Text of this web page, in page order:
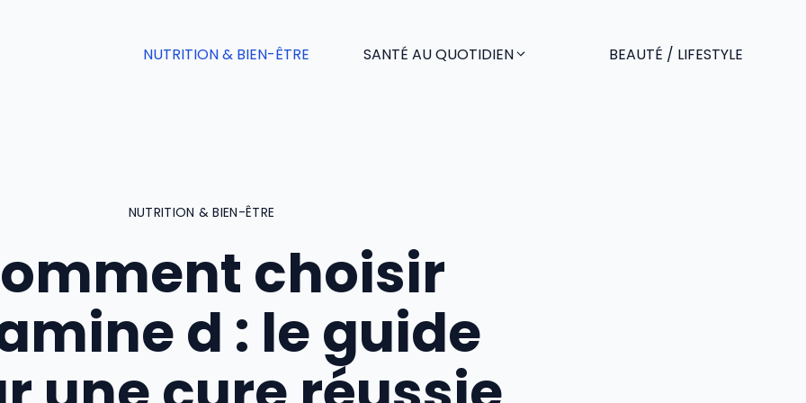
NUTRITION & BIEN-ÊTRE SANTÉ AU QUOTIDIEN BEAUTÉ / LIFESTYLE
NUTRITION & BIEN-ÊTRE
choisir
d : le guide